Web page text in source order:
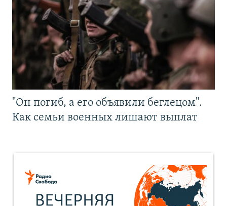
"Он погиб, а его объявили беглецом".
Как семьи военных лишают выплат